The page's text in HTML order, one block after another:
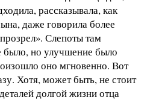
рассказывала, как
даже говорила более
Слепоты там
было, но улучшение было
оно мгновенно. Вот
Хотя, может быть, не стоит
долгой жизни отца